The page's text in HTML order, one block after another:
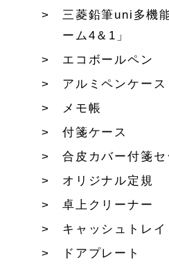
三菱鉛筆uni多機
ーム4＆1」
エコボールペン
アルミペンケース
メモ帳
付箋ケース
合皮カバー付箋セ
オリジナル定規
卓上クリーナー
キャッシュトレイ
ドアプレート